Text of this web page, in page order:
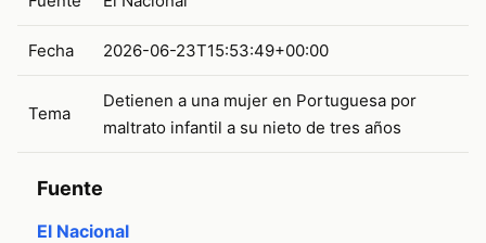
Fecha 2026-06-23T15:53:49+00:00
Tema
Detienen a una mujer en Portuguesa por
maltrato infantil a su nieto de tres años
Fuente
El Nacional